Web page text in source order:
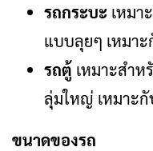
รถกระบะ เหมา
แบบลุยๆ เหมา
รถตู้ เหมาะสำห
ลุ่มใหญ่ เหมาะ
ขนาดของรถ